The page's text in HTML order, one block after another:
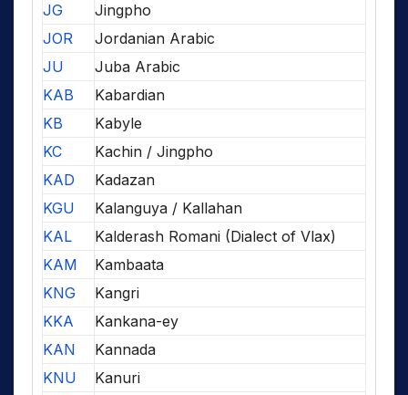
JG
Jingpho
JOR
Jordanian Arabic
JU
Juba Arabic
KAB
Kabardian
KB
Kabyle
KC
Kachin / Jingpho
KAD
Kadazan
KGU
Kalanguya / Kallahan
KAL
Kalderash Romani (Dialect of Vlax)
KAM
Kambaata
KNG
Kangri
KKA
Kankana-ey
KAN
Kannada
KNU
Kanuri